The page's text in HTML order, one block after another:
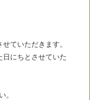
ていただきます。
にちとさせていた
。